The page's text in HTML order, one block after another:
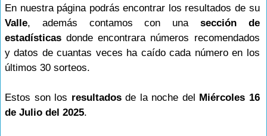
En nuestra página podrás encontrar los resultados de su
Valle, además contamos con una sección de
estadísticas donde encontrara números recomendados
y datos de cuantas veces ha caído cada número en los
últimos 30 sorteos.
Estos son los resultadosde la noche del Miércoles 16
de Julio del 2025.